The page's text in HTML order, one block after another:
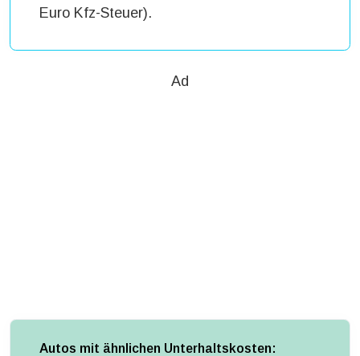
Euro Kfz-Steuer).
Ad
Autos mit ähnlichen Unterhaltskosten: